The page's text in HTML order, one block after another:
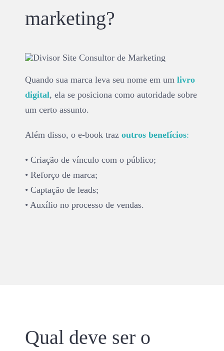
marketing?
Quando sua marca leva seu nome em um livro
digital, ela se posiciona como autoridade sobre
um certo assunto.
Além disso, o e-book traz outros benefícios:
• Criação de vínculo com o público;
• Reforço de marca;
• Captação de leads;
• Auxílio no processo de vendas.
Qual deve ser o